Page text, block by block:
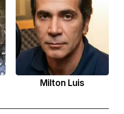
Milton Luis